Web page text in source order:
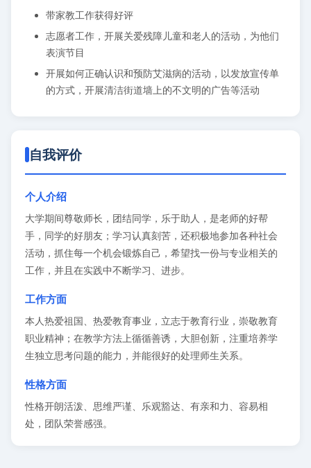
带家教工作获得好评
志愿者工作，开展关爱残障儿童和老人的活动，为他们
表演节目
开展如何正确认识和预防艾滋病的活动，以发放宣传单
的方式，开展清洁街道墙上的不文明的广告等活动
自我评价
个人介绍
大学期间尊敬师长，团结同学，乐于助人，是老师的好帮
手，同学的好朋友；学习认真刻苦，还积极地参加各种社会
活动，抓住每一个机会锻炼自己，希望找一份与专业相关的
工作，并且在实践中不断学习、进步。
工作方面
本人热爱祖国、热爱教育事业，立志于教育行业，崇敬教育
职业精神；在教学方法上循循善诱，大胆创新，注重培养学
生独立思考问题的能力，并能很好的处理师生关系。
性格方面
性格开朗活泼、思维严谨、乐观豁达、有亲和力、容易相
处，团队荣誉感强。